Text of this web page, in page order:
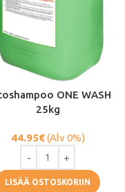
ONE WASH
25kg
44.95€(Alv 0%)
LISÄÄ OSTOSKORIIN